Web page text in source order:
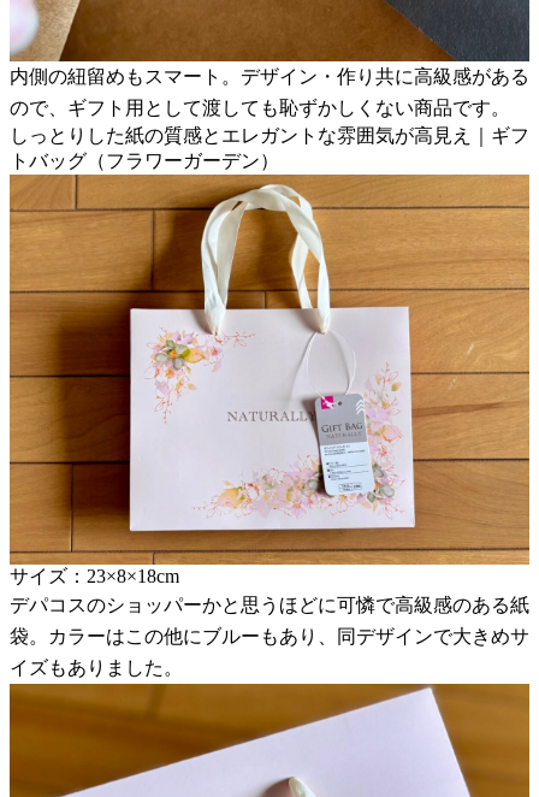
内側の紐留めもスマート。デザイン・作り共に高級感がある
ので、ギフト用として渡しても恥ずかしくない商品です。
しっとりした紙の質感とエレガントな雰囲気が高見え｜ギフ
トバッグ（フラワーガーデン）
サイズ：23×8×18cm
デパコスのショッパーかと思うほどに可憐で高級感のある紙
袋。カラーはこの他にブルーもあり、同デザインで大きめサ
イズもありました。